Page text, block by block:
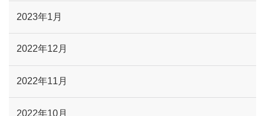
2023年1月
2022年12月
2022年11月
2022年10月